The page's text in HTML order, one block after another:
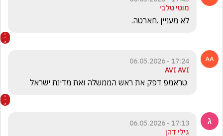
מוטי טלבי
לא מעניין .חארטה.
17:24 - 06.05.2026
AVI AVI
17:13 - 06.05.2026
גילי דהן